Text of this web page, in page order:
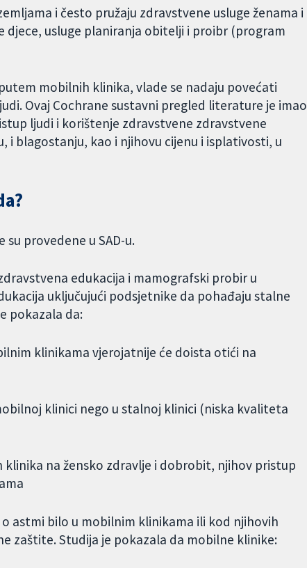
i često pružaju zdravstvene usluge ženama i
djece, usluge planiranja obitelji i proibr (program
mobilnih klinika, vlade se nadaju povećati
Ovaj Cochrane sustavni pregled literature je imao
ljudi i korištenje zdravstvene zdravstvene
blagostanju, kao i njihovu cijenu i isplativosti, u
provedene u SAD-u.
edukacija i mamografski probir u
uključujući podsjetnike da pohađaju stalne
pokazala da:
klinikama vjerojatnije će doista otići na
klinici nego u stalnoj klinici (niska kvaliteta
na žensko zdravlje i dobrobit, njihov pristup
astmi bilo u mobilnim klinikama ili kod njihovih
zaštite. Studija je pokazala da mobilne klinike: